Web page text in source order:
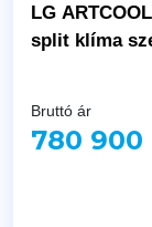
LG
split klíma
Bruttó ár
780 900